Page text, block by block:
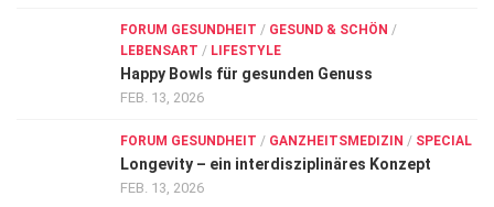
FORUM GESUNDHEIT / GESUND & SCHÖN /
LEBENSART / LIFESTYLE
Happy Bowls für gesunden Genuss
FEB. 13, 2026
FORUM GESUNDHEIT / GANZHEITSMEDIZIN / SPECIAL
Longevity – ein interdisziplinäres Konzept
FEB. 13, 2026